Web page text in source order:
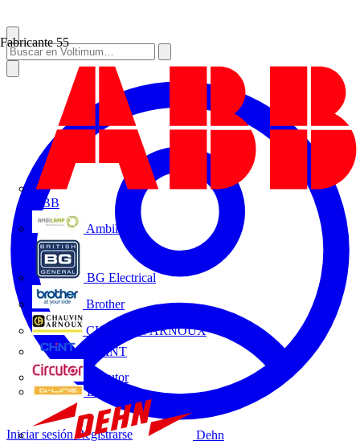
Fabricante 55
ABB
Ambilamp
BG Electrical
Brother
CHAUVIN ARNOUX
CHINT
Circutor
D-Line
Dehn
Iniciar sesión Registrarse